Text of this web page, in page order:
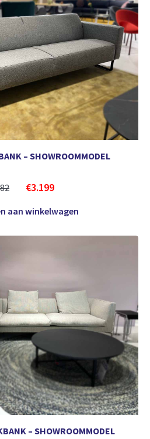
– SHOWROOMMODEL
€3.199
aan winkelwagen
– SHOWROOMMODEL